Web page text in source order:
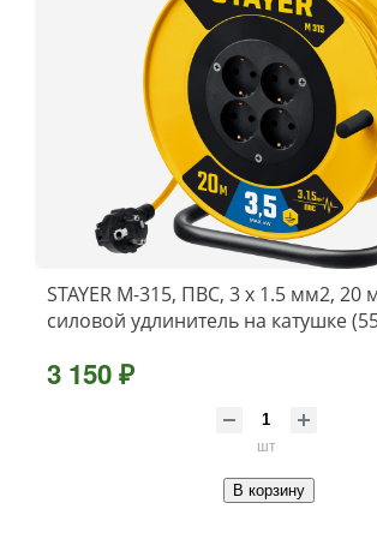
STAYER M-315, ПВС, 3 x 1.5 мм2, 20
силовой удлинитель на катушке
3 150 ₽
шт
В корзину